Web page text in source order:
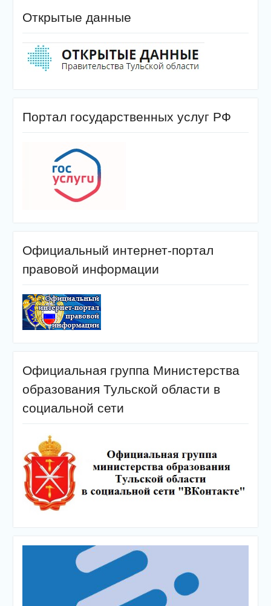
Открытые данные
Портал государственных услуг РФ
Официальный интернет-портал
правовой информации
Официальная группа Министерства
образования Тульской области в
социальной сети